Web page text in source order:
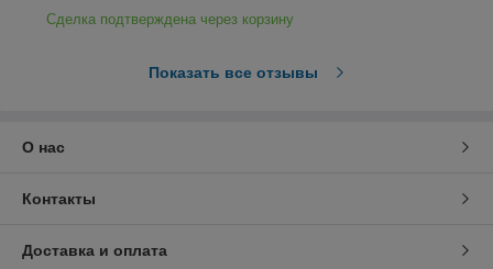
Сделка подтверждена через корзину
Показать все отзывы
О нас
Контакты
Доставка и оплата